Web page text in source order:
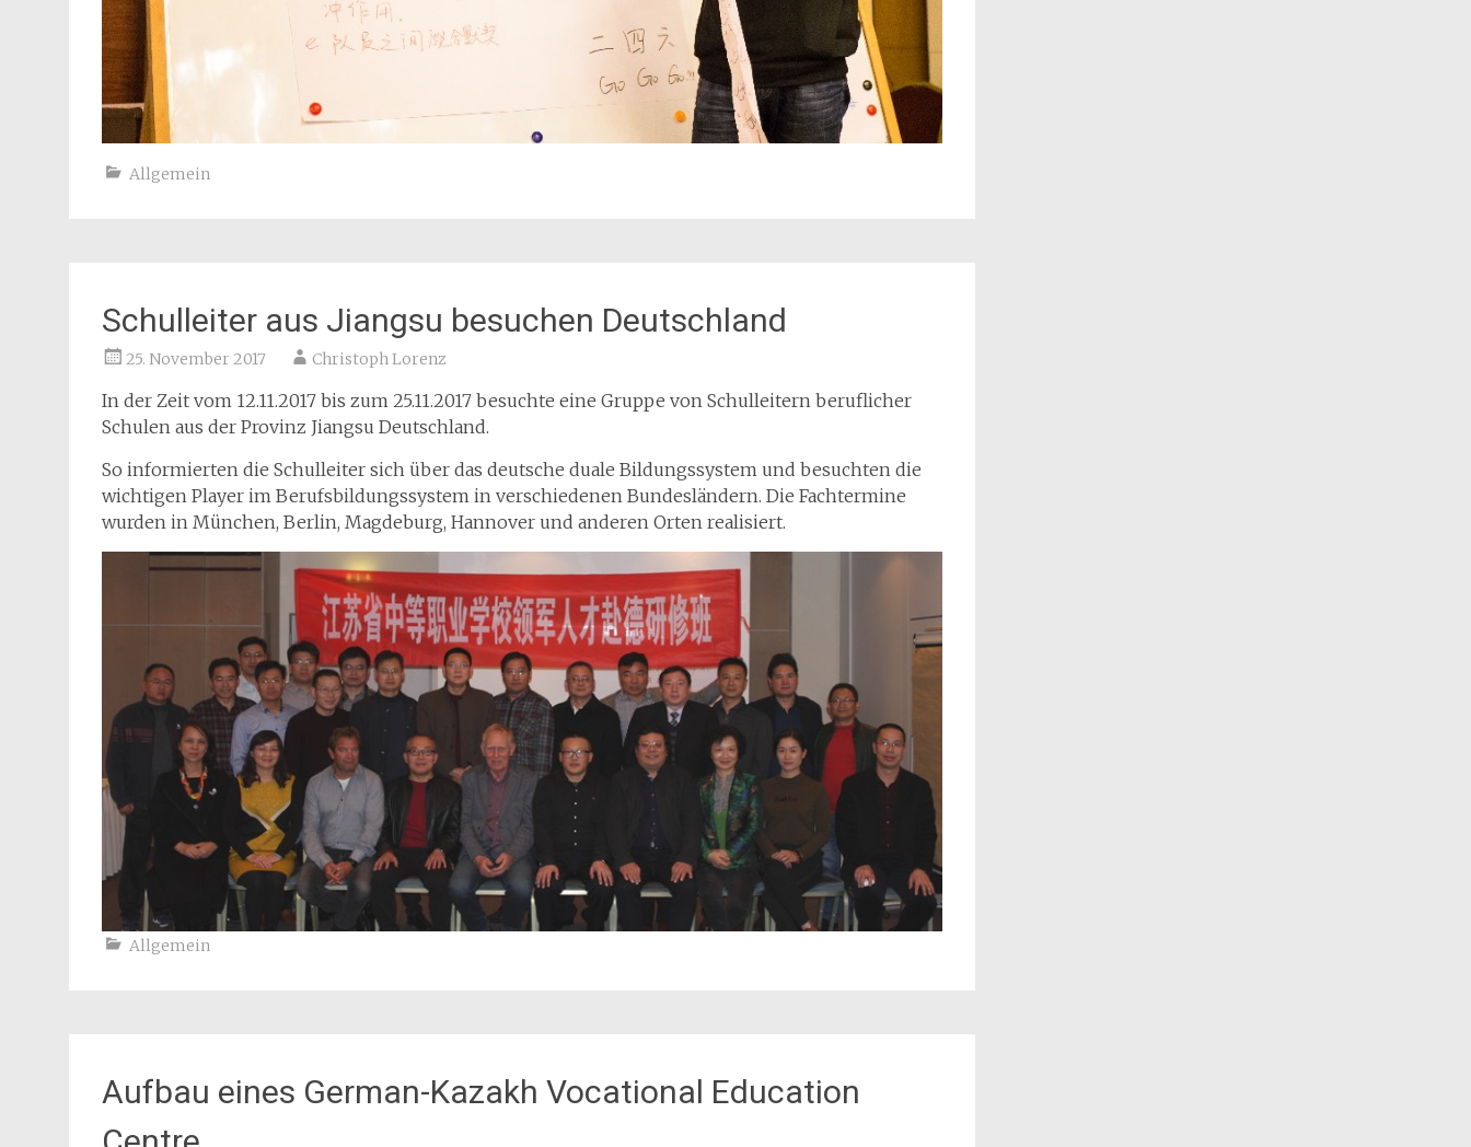
Allgemein
Schulleiter aus Jiangsu besuchen Deutschland
25. November 2017 Christoph Lorenz
In der Zeit vom 12.11.2017 bis zum 25.11.2017 besuchte eine Gruppe von Schulleitern beruflicher
Schulen aus der Provinz Jiangsu Deutschland.
So informierten die Schulleiter sich über das deutsche duale Bildungssystem und besuchten die
wichtigen Player im Berufsbildungssystem in verschiedenen Bundesländern. Die Fachtermine
wurden in München, Berlin, Magdeburg, Hannover und anderen Orten realisiert.
Allgemein
Aufbau eines German-Kazakh Vocational Education